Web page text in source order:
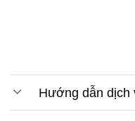
Hướng dẫn dịch